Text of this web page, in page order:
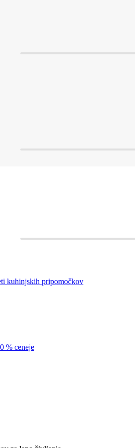
kuhinjskih pripomočkov
% ceneje